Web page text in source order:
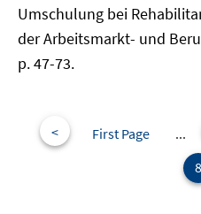
Umschulung bei
der Arbeitsmarkt- und
p. 47-73.
< First Page ...
8